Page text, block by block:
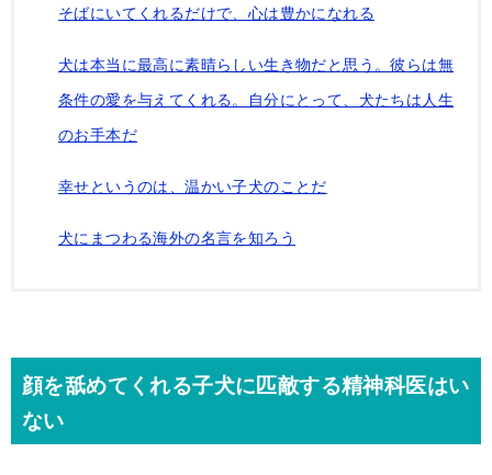
そばにいてくれるだけで、心は豊かになれる
犬は本当に最高に素晴らしい生き物だと思う。彼らは無
条件の愛を与えてくれる。自分にとって、犬たちは人生
のお手本だ
幸せというのは、温かい子犬のことだ
犬にまつわる海外の名言を知ろう
顔を舐めてくれる子犬に匹敵する精神科医はい
ない